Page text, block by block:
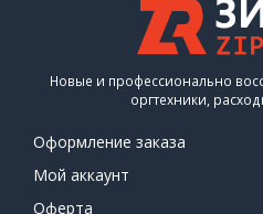
Новые и профессионально
оргтехники,
Оформление заказа
Мой аккаунт
Оферта